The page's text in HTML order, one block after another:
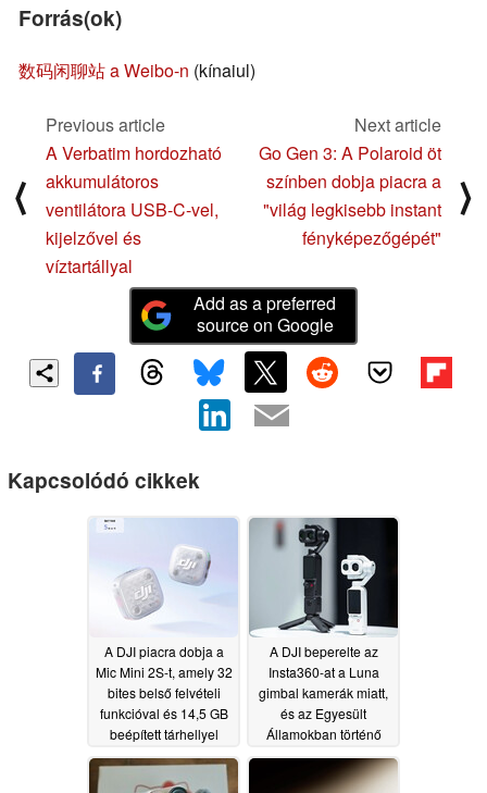
Forrás(ok)
数码闲聊站 a Weibo-n (kínaiul)
⟨
Previous article
A Verbatim hordozható
akkumulátoros
ventilátora USB-C-vel,
kijelzővel és
víztartállyal
Next article
Go Gen 3: A Polaroid öt
színben dobja piacra a
"világ legkisebb instant
fényképezőgépét"
⟩
Add as a preferred
source on Google
Kapcsolódó cikkek
A DJI piacra dobja a
Mic Mini 2S-t, amely 32
bites belső felvételi
funkcióval és 14,5 GB
beépített tárhellyel
rendelkezik07/03/2026
A DJI beperelte az
Insta360-at a Luna
gimbal kamerák miatt,
és az Egyesült
Államokban történő
értékesítésük betiltását
06/12/2026